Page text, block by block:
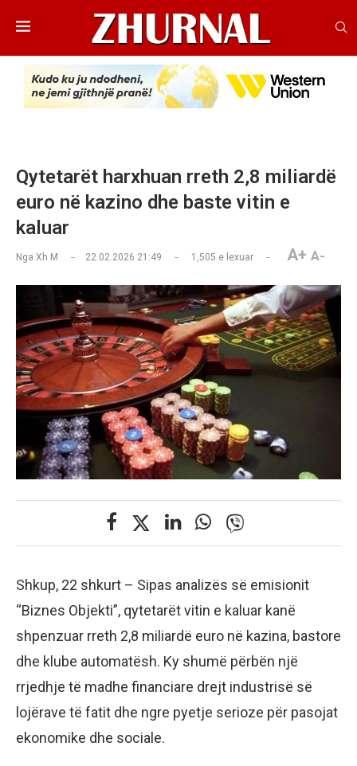
Qytetarët harxhuan rreth 2,8 miliardë
euro në kazino dhe baste vitin e
kaluar
Nga Xh M 22.02.2026 21:49 1,505 e lexuar A+ A-
Shkup, 22 shkurt – Sipas analizës së emisionit
“Biznes Objekti”, qytetarët vitin e kaluar kanë
shpenzuar rreth 2,8 miliardë euro në kazina, bastore
dhe klube automatësh. Ky shumë përbën një
rrjedhje të madhe financiare drejt industrisë së
lojërave të fatit dhe ngre pyetje serioze për pasojat
ekonomike dhe sociale.